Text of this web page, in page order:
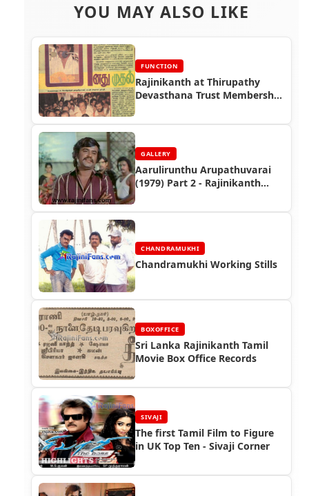
YOU MAY ALSO LIKE
FUNCTION
Rajinikanth at Thirupathy
Devasthana Trust Membership
GALLERY
Aarulirunthu Arupathuvarai
(1979) Part 2 - Rajinikanth
CHANDRAMUKHI
Chandramukhi Working Stills
BOXOFFICE
Sri Lanka Rajinikanth Tamil
Movie Box Office Records
SIVAJI
The first Tamil Film to Figure
in UK Top Ten - Sivaji Corner